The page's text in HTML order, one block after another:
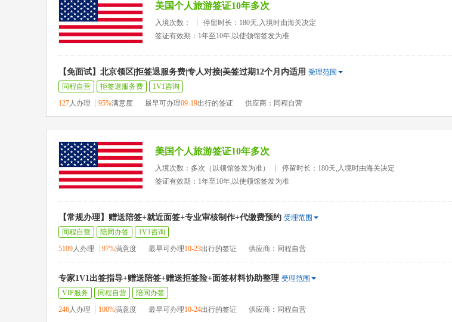
美国个人旅游签证10年多次
入境次数：
停留时长：180天,入境时由海关决定
签证有效期：1年至10年,以使领馆签发为准
【免面试】北京领区|拒签退服务费|专人对接|美签过期12个月内适用 受理范围
同程自营
拒签退服务费
1V1咨询
127人办理 95%满意度 最早可办理09-19出行的签证 供应商：同程自营
美国个人旅游签证10年多次
入境次数：多次（以领馆签发为准）
停留时长：180天,入境时由海关决定
签证有效期：1年至10年,以使领馆签发为准
【常规办理】赠送陪签+就近面签+专业审核制作+代缴费预约 受理范围
同程自营
陪同办签
1V1咨询
5109人办理 97%满意度 最早可办理10-23出行的签证 供应商：同程自营
专家1V1出签指导+赠送陪签+赠送拒签险+面签材料协助整理 受理范围
VIP服务
同程自营
陪同办签
246人办理 100%满意度 最早可办理10-24出行的签证 供应商：同程自营